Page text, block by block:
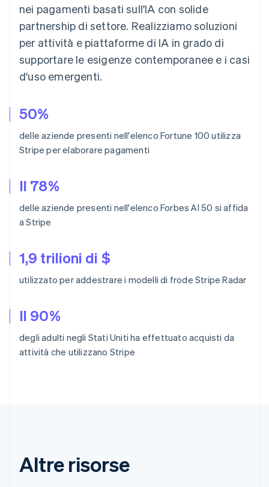
nei pagamenti basati sull'IA con solide
partnership di settore. Realizziamo soluzioni
per attività e piattaforme di IA in grado di
supportare le esigenze contemporanee e i casi
d'uso emergenti.
50%
delle aziende presenti nell'elenco Fortune 100 utilizza
Stripe per elaborare pagamenti
Il 78%
delle aziende presenti nell'elenco Forbes AI 50 si affida
a Stripe
1,9 trilioni di $
utilizzato per addestrare i modelli di frode Stripe Radar
Il 90%
degli adulti negli Stati Uniti ha effettuato acquisti da
attività che utilizzano Stripe
Altre risorse
Austria
Belgio
Nederlands
Bulgaria
Canada
Cina continentale
简体中文
Cipro
Croazia
Finlandia
EnglishSvenska